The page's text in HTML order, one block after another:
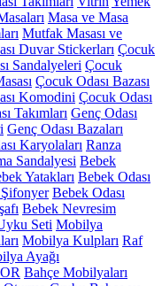
Masa ve Masa
Mutfak Masası ve
Duvar Stickerları Çocuk
Sandalyeleri Çocuk
Çocuk Odası Bazası
Komodini Çocuk Odası
Takımları Genç Odası
Genç Odası Bazaları
Karyolaları Ranza
Sandalyesi Bebek
Yatakları Bebek Odası
Bebek Odası
Bebek Nevresim
Seti Mobilya
Mobilya Kulpları Raf
Ayağı
Bahçe Mobilyaları